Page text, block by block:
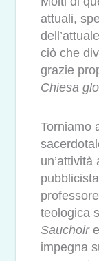
attuali,
ciò che
grazie
Chiesa
Torniamo
teologica
Sauchoir
impegna